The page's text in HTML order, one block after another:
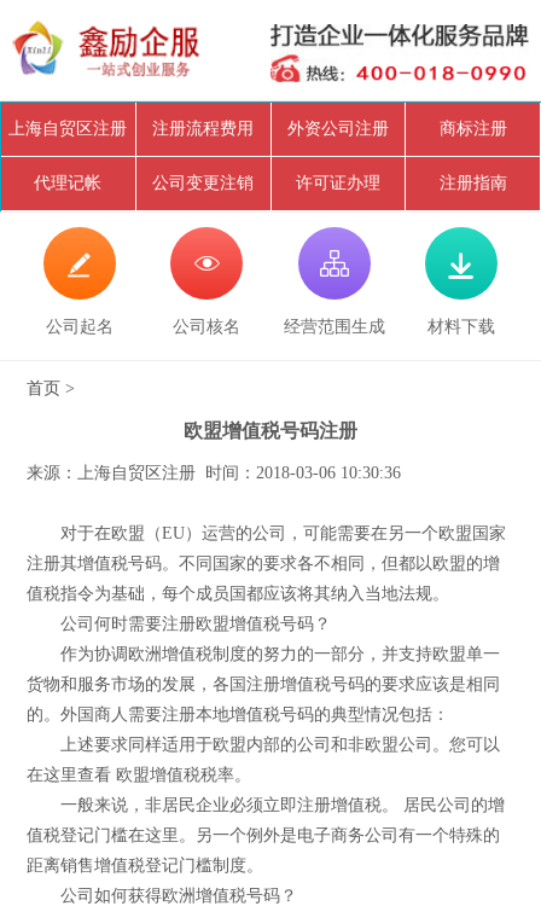
上海自贸区注册 注册流程费用 外资公司注册 商标注册
代理记帐 公司变更注销 许可证办理 注册指南

公司起名

公司核名

经营范围生成

材料下载
首页 >
欧盟增值税号码注册
来源：上海自贸区注册 时间：2018-03-06 10:30:36
对于在欧盟（EU）运营的公司，可能需要在另一个欧盟国家
注册其增值税号码。不同国家的要求各不相同，但都以欧盟的增
值税指令为基础，每个成员国都应该将其纳入当地法规。
公司何时需要注册欧盟增值税号码？
作为协调欧洲增值税制度的努力的一部分，并支持欧盟单一
货物和服务市场的发展，各国注册增值税号码的要求应该是相同
的。外国商人需要注册本地增值税号码的典型情况包括：
上述要求同样适用于欧盟内部的公司和非欧盟公司。您可以
在这里查看 欧盟增值税税率。
一般来说，非居民企业必须立即注册增值税。 居民公司的增
值税登记门槛在这里。另一个例外是电子商务公司有一个特殊的
距离销售增值税登记门槛制度。
公司如何获得欧洲增值税号码？